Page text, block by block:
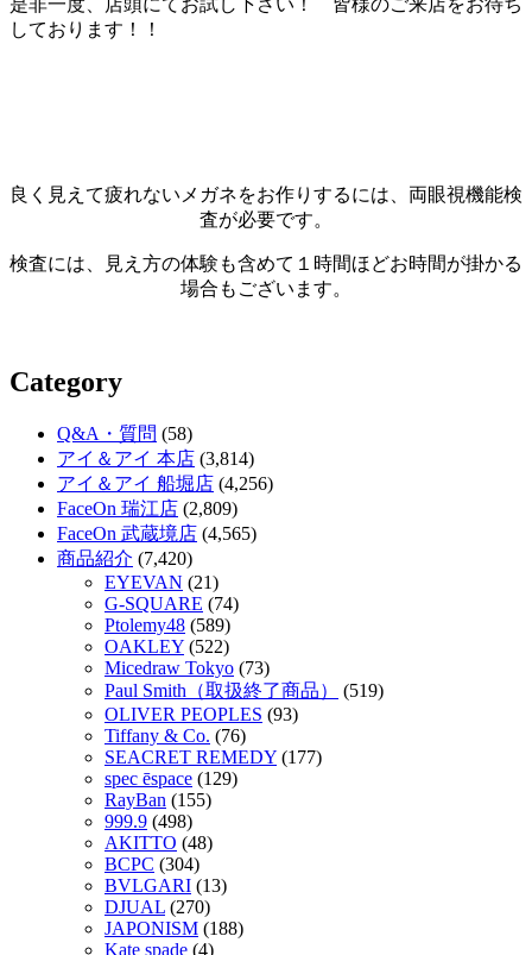
是非一度、店頭にてお試し下さい！ 皆様のご来店をお待ち
しております！！
良く見えて疲れないメガネをお作りするには、両眼視機能検
査が必要です。
検査には、見え方の体験も含めて１時間ほどお時間が掛かる
場合もございます。
Category
Q&A・質問 (58)
アイ＆アイ 本店 (3,814)
アイ＆アイ 船堀店 (4,256)
FaceOn 瑞江店 (2,809)
FaceOn 武蔵境店 (4,565)
商品紹介 (7,420)
EYEVAN (21)
G-SQUARE (74)
Ptolemy48 (589)
OAKLEY (522)
Micedraw Tokyo (73)
Paul Smith（取扱終了商品）
(519)
OLIVER PEOPLES (93)
Tiffany & Co. (76)
SEACRET REMEDY (177)
spec ēspace (129)
RayBan (155)
999.9 (498)
AKITTO (48)
BCPC (304)
BVLGARI (13)
DJUAL (270)
JAPONISM (188)
Kate spade (4)